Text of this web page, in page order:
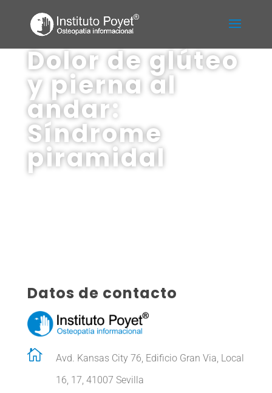
Dolor de glúteo
y pierna al
andar:
Síndrome
piramidal
Datos de contacto

Avd. Kansas City 76, Edificio Gran Via, Local
16, 17, 41007 Sevilla